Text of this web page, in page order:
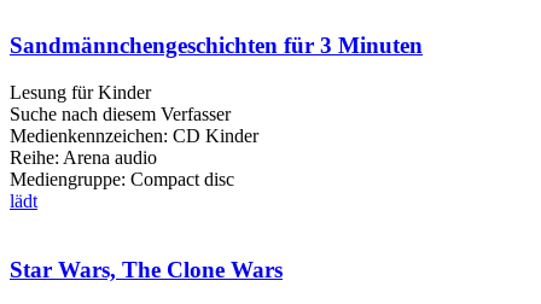
Sandmännchengeschichten für 3 Minuten
Lesung für Kinder
Suche nach diesem Verfasser
Medienkennzeichen: CD Kinder
Reihe: Arena audio
Mediengruppe: Compact disc
lädt
Star Wars, The Clone Wars